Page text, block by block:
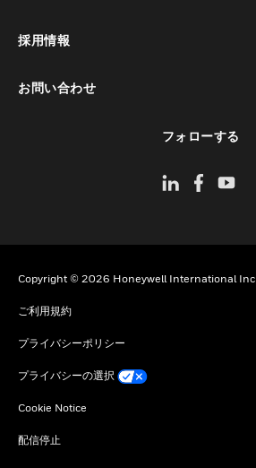
採用情報
お問い合わせ
フォローする
Copyright © 2026 Honeywell International Inc
ご利用規約
プライバシーポリシー
プライバシーの選択
Cookie Notice
配信停止